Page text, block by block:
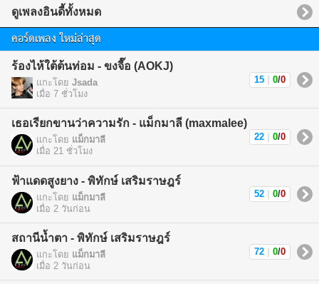
ดูเพลงอินดี้ทั้งหมด
คอร์ดเพลง ใหม่ล่าสุด
ร้องไห้ใต้ต้นท่อม - ขงจื๊อ (AOKJ)
แกะโดย Jsada
เมื่อ 7 ชั่วโมง
15 0/0
เธอเรียกขานว่าความรัก - แม็กมาลี (maxmalee)
แกะโดย แม็กมาลี
เมื่อ 21 ชั่วโมง
22 0/0
ฟ้าแดดสูงยาง - พิทักษ์ เสริมราษฎร์
แกะโดย แม็กมาลี
เมื่อ 2 วันก่อน
52 0/0
สถานีน้ำตา - พิทักษ์ เสริมราษฎร์
แกะโดย แม็กมาลี
เมื่อ 2 วันก่อน
72 0/0